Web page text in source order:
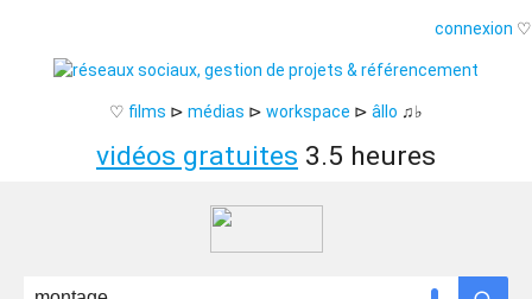
connexion ♡
♡ films ⊳ médias ⊳ workspace ⊳ âllo ♫♭
vidéos gratuites 3.5 heures